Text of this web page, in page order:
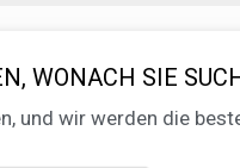
WONACH SIE
und wir werden die